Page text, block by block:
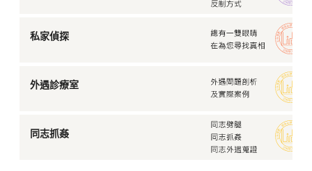
私家偵探
外遇診療室
同志抓姦